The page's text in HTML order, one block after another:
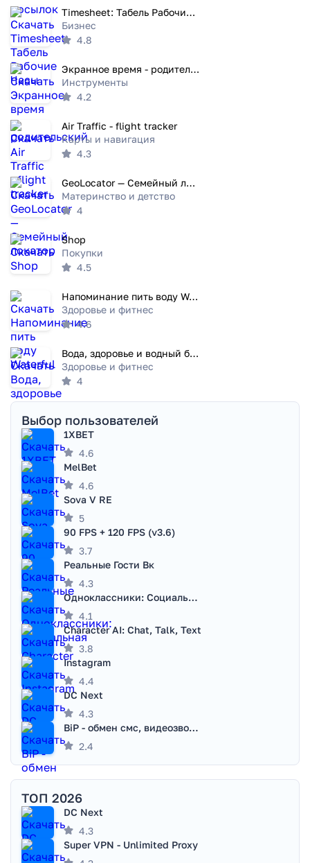
Timesheet: Табель Рабочие Часы
Бизнес
4.8
Экранное время - родительский
Инструменты
4.2
Air Traffic - flight tracker
Карты и навигация
4.3
GeoLocator — Семейный локатор
Материнство и детство
4
Shop
Покупки
4.5
Напоминание пить воду Waterful
Здоровье и фитнес
4.6
Вода, здоровье и водный баланс
Здоровье и фитнес
4
Выбор пользователей
1XBET
4.6
MelBet
4.6
Sova V RE
5
90 FPS + 120 FPS (v3.6)
3.7
Реальные Гости Вк
4.3
Одноклассники: Социальная сеть
4.1
Character AI: Chat, Talk, Text
3.8
Instagram
4.4
DC Next
4.3
BiP - обмен смс, видеозвонками
2.4
ТОП 2026
DC Next
4.3
Super VPN - Unlimited Proxy